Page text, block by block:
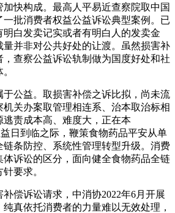
快构成。最高人平易近查察院取中国
批消费者权益公益诉讼典型案例。已
白发卖记实或者有明白人的发卖金
并非对公共好处的让渡。虽然损害补
查察公益诉讼轨制做为国度好处和社
公益。取损害补偿之诉比拟，尚未流
机关办案取管理相连系、治本取治标相
逃责成本高、难度大，正在本
益日到临之际，鞭策食物药品平安从单
链条防控、系统性管理转型升级。消费
诉讼的区分，面向健全食物药品全链
要求。
诉讼请求，中消协2022年6月开展
真依托消费者的力量难以无效处理，